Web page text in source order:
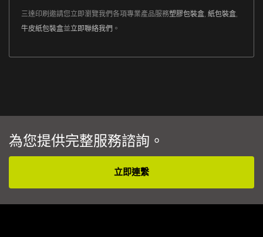
三達印刷邀請您立即瀏覽我們各項專業產品服務塑膠包裝盒 紙包裝盒
牛皮紙包裝盒並立即聯絡我們 。
為您提供完整服務諮詢。
立即連繫